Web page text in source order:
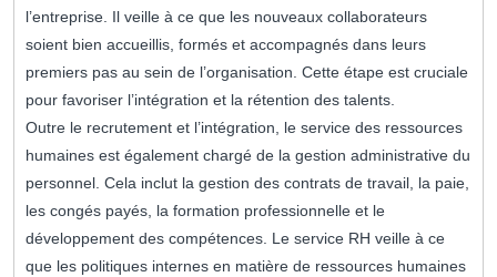
l’entreprise. Il veille à ce que les nouveaux collaborateurs
soient bien accueillis, formés et accompagnés dans leurs
premiers pas au sein de l’organisation. Cette étape est cruciale
pour favoriser l’intégration et la rétention des talents.
Outre le recrutement et l’intégration, le service des ressources
humaines est également chargé de la gestion administrative du
personnel. Cela inclut la gestion des contrats de travail, la paie,
les congés payés, la formation professionnelle et le
développement des compétences. Le service RH veille à ce
que les politiques internes en matière de ressources humaines